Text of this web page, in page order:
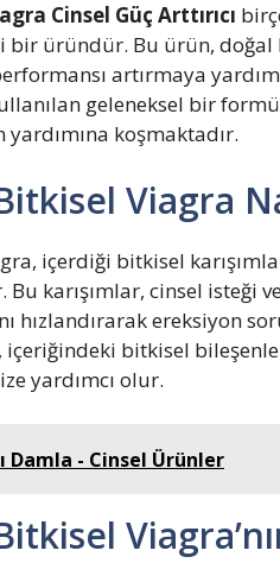
Cinsel Güç Arttırıcı
bir üründür. Bu ürün, doğal
artırmaya
geleneksel bir
koşmaktadır.
Viagra
içerdiği bitkisel
Bu karışımlar, cinsel isteği
hızlandırarak ereksiyon
içeriğindeki bitkisel
yardımcı olur.
Damla - Cinsel Ürünler